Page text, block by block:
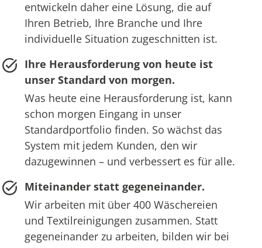
entwickeln daher eine Lösung, die auf
Ihren Betrieb, Ihre Branche und Ihre
individuelle Situation zugeschnitten ist.
Ihre Herausforderung von heute ist
unser Standard von morgen.
Was heute eine Herausforderung ist, kann
schon morgen Eingang in unser
Standardportfolio finden. So wächst das
System mit jedem Kunden, den wir
dazugewinnen – und verbessert es für alle.
Miteinander statt gegeneinander.
Wir arbeiten mit über 400 Wäschereien
und Textilreinigungen zusammen. Statt
gegeneinander zu arbeiten, bilden wir bei